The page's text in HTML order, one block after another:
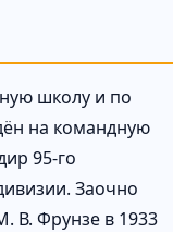
школу и по
на командную
95-го
Заочно
В. Фрунзе в 1933